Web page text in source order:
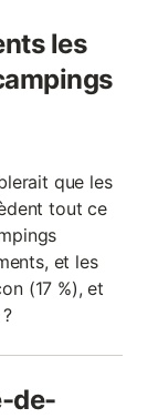
les
que les
tout ce
et les
(17 %), et
de-